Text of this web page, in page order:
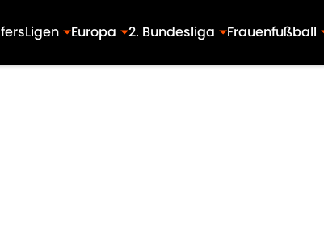
Ligen Europa 2. Bundesliga Frauenfußball